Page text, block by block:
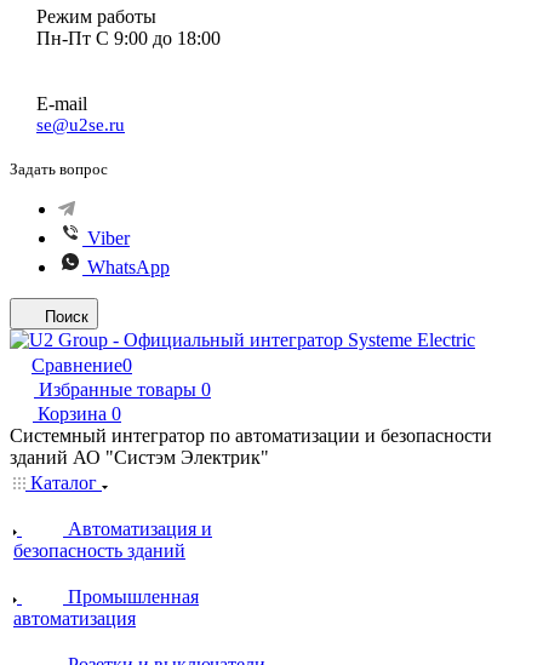
Режим работы
Пн-Пт С 9:00 до 18:00
E-mail
se@u2se.ru
Задать вопрос
Viber
WhatsApp
Поиск
Сравнение0
Избранные товары 0
Корзина 0
Системный интегратор по автоматизации и безопасности
зданий АО "Систэм Электрик"
Каталог
Автоматизация и
безопасность зданий
Промышленная
автоматизация